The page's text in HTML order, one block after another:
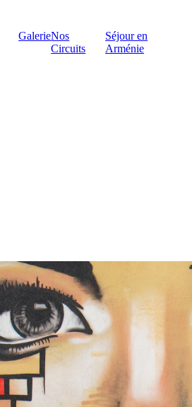
GalerieNos
Circuits
Séjour en
Arménie